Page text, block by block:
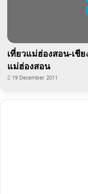
เที่ยวแม่ฮ่องสอน-เชี
แม่ฮ่องสอน
19 December 2011